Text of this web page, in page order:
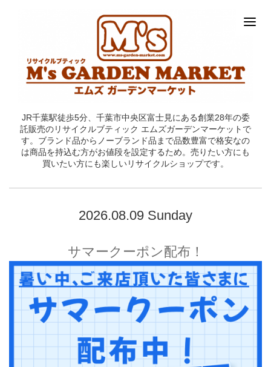
JR千葉駅徒歩5分、千葉市中央区富士見にある創業28年の委
託販売のリサイクルブティック エムズガーデンマーケットで
す。ブランド品からノーブランド品まで品数豊富で格安なの
は商品を持込む方がお値段を設定するため。売りたい方にも
買いたい方にも楽しいリサイクルショップです。
2026.08.09 Sunday
サマークーポン配布！